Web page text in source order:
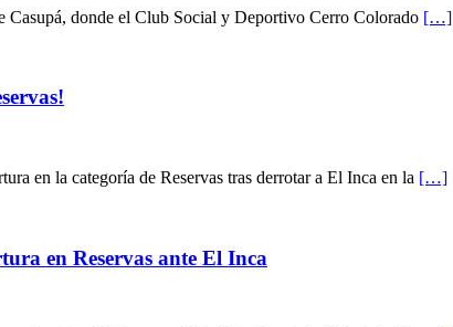
Casupá, donde el Club Social y Deportivo Cerro Colorado […]
en la categoría de Reservas tras derrotar a El Inca en la […]
en Reservas ante El Inca